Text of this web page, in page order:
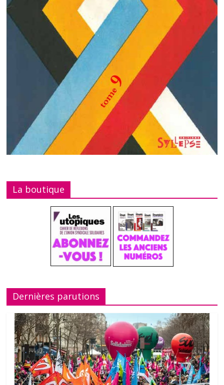
La boutique
Dernières parutions